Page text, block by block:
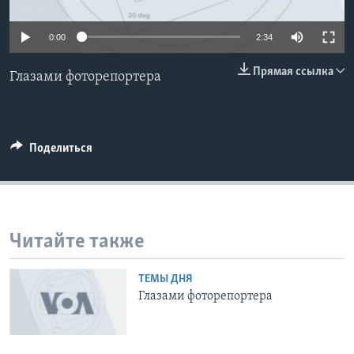
Learning English
СОЦИАЛЬНЫЕ СЕТИ
Языки
0:00 2:34
Прямая ссылка
Глазами фоторепортера
Поделиться
Читайте также
ТЕМЫ ДНЯ
Глазами фоторепортера